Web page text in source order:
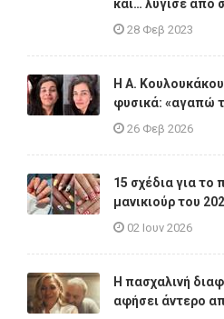
και… λύγισε από
28 Φεβ 2023
Η A.
φυσικά: «αγαπώ
26 Φεβ 2026
15 σχέδια για το
μανικιούρ του
02 Ιουν 2026
Η πασχαλινή
αφήσει άντερο